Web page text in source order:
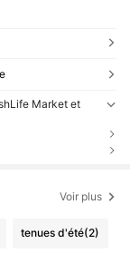
Market et
Voir plus
tenues d'été(2)